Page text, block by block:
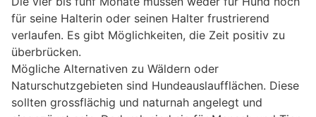
für seine Halterin oder seinen Halter frustrierend
verlaufen. Es gibt Möglichkeiten, die Zeit positiv zu
überbrücken.
Mögliche Alternativen zu Wäldern oder
Naturschutzgebieten sind Hundeauslaufflächen. Diese
sollten grossflächig und naturnah angelegt und